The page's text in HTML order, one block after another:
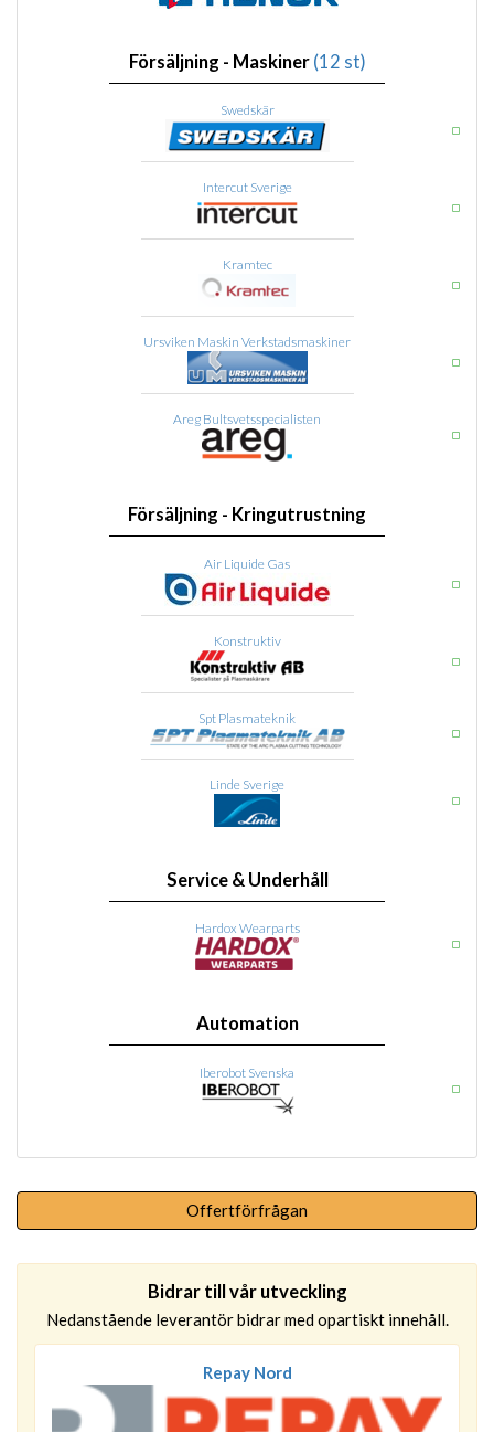
Försäljning - Maskiner (12 st)
Swedskär
Intercut Sverige
Kramtec
Ursviken Maskin Verkstadsmaskiner
Areg Bultsvetsspecialisten
Försäljning - Kringutrustning
Air Liquide Gas
Konstruktiv
Spt Plasmateknik
Linde Sverige
Service & Underhåll
Hardox Wearparts
Automation
Iberobot Svenska
Offertförfrågan
Bidrar till vår utveckling
Nedanstående leverantör bidrar med opartiskt innehåll.
Repay Nord